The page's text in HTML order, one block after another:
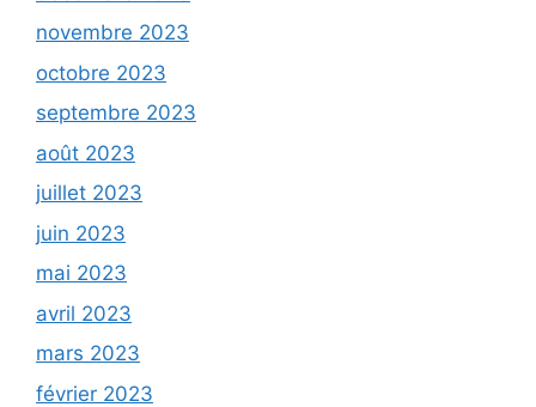
novembre 2023
octobre 2023
septembre 2023
août 2023
juillet 2023
juin 2023
mai 2023
avril 2023
mars 2023
février 2023